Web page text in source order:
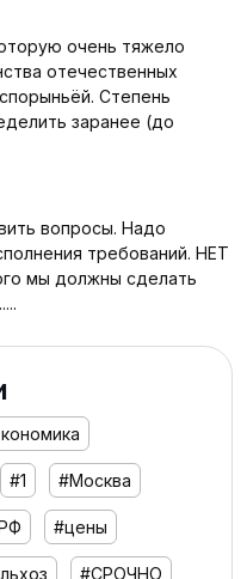
очень тяжело
отечественных
Степень
заранее (до
вопросы. Надо
требований. НЕТ
мы должны сделать
#1 #Москва
#цены
#СРОЧНО